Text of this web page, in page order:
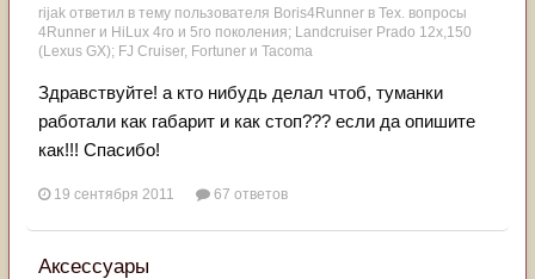
rijak ответил в тему пользователя Boris4Runner в Тех. вопросы
4Runner и HiLux 4го и 5го поколения; Landсruiser Prado 12x,150
(Lexus GX); FJ Cruiser, Fortuner и Tacoma
Здравствуйте! а кто нибудь делал чтоб, туманки
работали как габарит и как стоп??? если да опишите
как!!! Спасибо!
19 сентября 2011 67 ответов
Аксессуары